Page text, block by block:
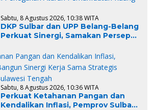
Sabtu, 8 Agustus 2026, 10:38 WITA
DKP Sulbar dan UPP Belang-Belang
Perkuat Sinergi, Samakan Persepsi
Ruang Laut
Sabtu, 8 Agustus 2026, 10:36 WITA
Perkuat Ketahanan Pangan dan
Kendalikan Inflasi, Pemprov Sulbar